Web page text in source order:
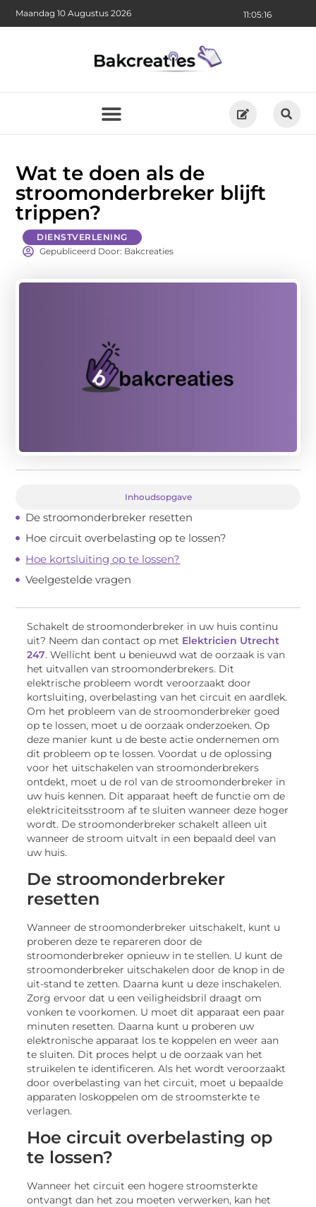
11:05:18
Maandag 10 Augustus 2026
Wat te doen als de
stroomonderbreker blijft
trippen?
DIENSTVERLENING
Gepubliceerd Door: Bakcreaties
Inhoudsopgave
De stroomonderbreker resetten
Hoe circuit overbelasting op te lossen?
Hoe kortsluiting op te lossen?
Veelgestelde vragen
Schakelt de stroomonderbreker in uw huis continu
uit? Neem dan contact op met Elektricien Utrecht
247. Wellicht bent u benieuwd wat de oorzaak is van
het uitvallen van stroomonderbrekers. Dit
elektrische probleem wordt veroorzaakt door
kortsluiting, overbelasting van het circuit en aardlek.
Om het probleem van de stroomonderbreker goed
op te lossen, moet u de oorzaak onderzoeken. Op
deze manier kunt u de beste actie ondernemen om
dit probleem op te lossen. Voordat u de oplossing
voor het uitschakelen van stroomonderbrekers
ontdekt, moet u de rol van de stroomonderbreker in
uw huis kennen. Dit apparaat heeft de functie om de
elektriciteitsstroom af te sluiten wanneer deze hoger
wordt. De stroomonderbreker schakelt alleen uit
wanneer de stroom uitvalt in een bepaald deel van
uw huis.
De stroomonderbreker
resetten
Wanneer de stroomonderbreker uitschakelt, kunt u
proberen deze te repareren door de
stroomonderbreker opnieuw in te stellen. U kunt de
stroomonderbreker uitschakelen door de knop in de
uit-stand te zetten. Daarna kunt u deze inschakelen.
Zorg ervoor dat u een veiligheidsbril draagt ​​om
vonken te voorkomen. U moet dit apparaat een paar
minuten resetten. Daarna kunt u proberen uw
elektronische apparaat los te koppelen en weer aan
te sluiten. Dit proces helpt u de oorzaak van het
struikelen te identificeren. Als het wordt veroorzaakt
door overbelasting van het circuit, moet u bepaalde
apparaten loskoppelen om de stroomsterkte te
verlagen.
Hoe circuit overbelasting op
te lossen?
Wanneer het circuit een hogere stroomsterkte
ontvangt dan het zou moeten verwerken, kan het